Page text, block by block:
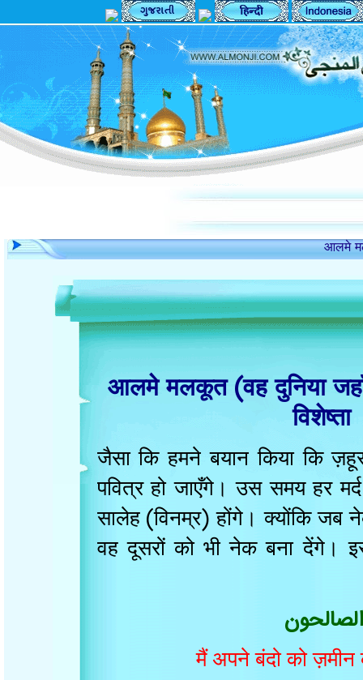
امام صادق علیه
आलमे मलकूत (वह दुनिया
जैसा कि हमने बयान किया
पवित्र हो जाएँगे। उस समय
सालेह (विनम्र) होंगे। क्योंकि जब
वह दूसरों को भी नेक बना
मैं अपने बंदो को